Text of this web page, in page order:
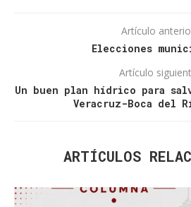
Artículo
Elecciones
Artículo
Un buen plan hídrico para
Veracruz-Boca del
ARTÍCULOS